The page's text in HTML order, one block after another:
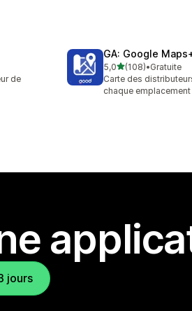
de
GA: Google
5,0étoile(s) sur 5
(108)
108 avis au total
•Gratuite
Carte des
chaque
jours